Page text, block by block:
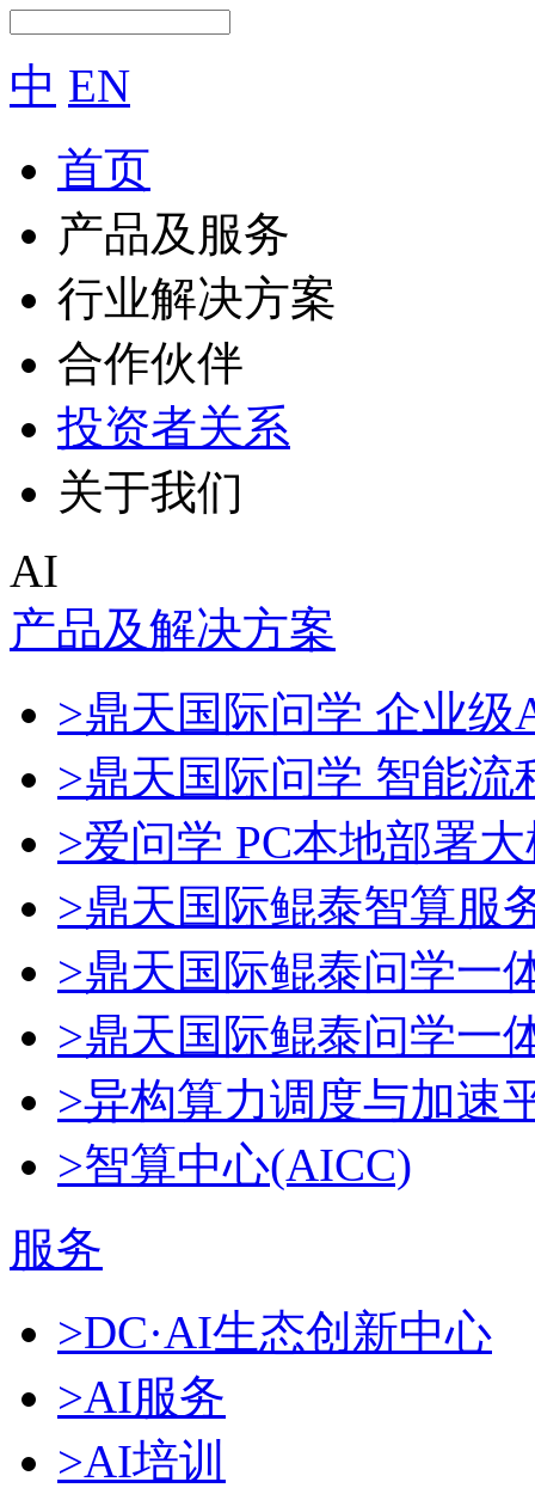
中 EN
首页
产品及服务
行业解决方案
合作伙伴
投资者关系
关于我们
AI
产品及解决方案
>鼎天国际问学 企业级
>鼎天国际问学 智能流
>爱问学 PC本地部署
>鼎天国际鲲泰智算服
>鼎天国际鲲泰问学一
>鼎天国际鲲泰问学一
>异构算力调度与加速
>智算中心(AICC)
服务
>DC·AI生态创新中心
>AI服务
>AI培训